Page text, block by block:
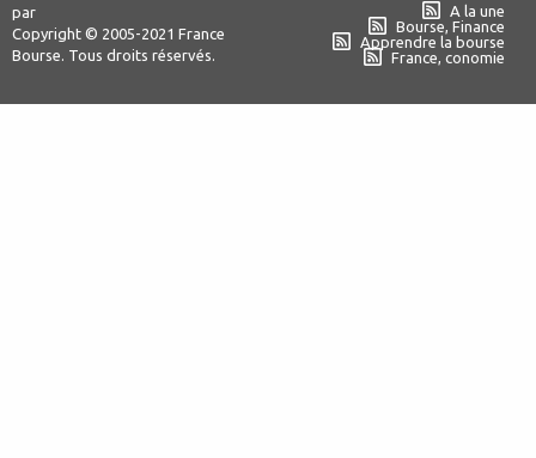
par
Copyright © 2005-2021 France
Bourse. Tous droits réservés.
A la une
Bourse, Finance
Apprendre la bourse
France, conomie